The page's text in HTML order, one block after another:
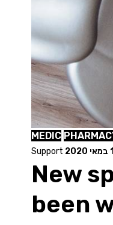
MEDIC
Support
New
been